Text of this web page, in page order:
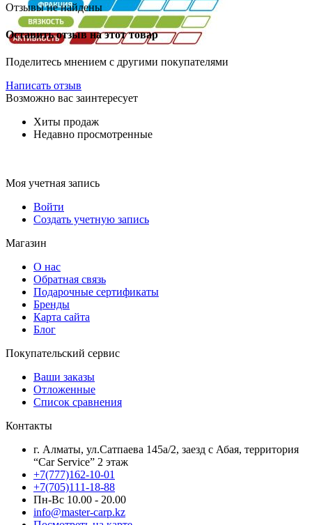
Отзывы не найдены
Оставить отзыв на этот товар
Поделитесь мнением с другими покупателями
Написать отзыв
Возможно вас заинтересует
Хиты продаж
Недавно просмотренные
Моя учетная запись
Войти
Создать учетную запись
Магазин
О нас
Обратная связь
Подарочные сертификаты
Бренды
Карта сайта
Блог
Покупательский сервис
Ваши заказы
Отложенные
Список сравнения
Контакты
г. Алматы, ул.Сатпаева 145а/2, заезд с Абая, территория
“Car Service” 2 этаж
+7(777)162-10-01
+7(705)111-18-88
Пн-Вс 10.00 - 20.00
info@master-carp.kz